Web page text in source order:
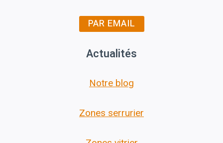
PAR EMAIL
Actualités
Notre blog
Zones serrurier